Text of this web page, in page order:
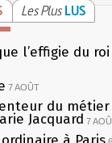
Les Plus LUS
l’effigie du
7 AOÛT
du
Jacquard 7